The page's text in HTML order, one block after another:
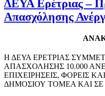
ΔΕΥΑ Ερέτριας –
Απασχόλησης
Η ΔΕΥΑ ΕΡΕΤΡΙΑΣ
ΑΠΑΣΧΟΛΗΣΗΣ 10.000
ΕΠΙΧΕΙΡΗΣΕΙΣ, ΦΟΡΕΙΣ
ΔΗΜΟΣΙΟΥ ΤΟΜΕΑ ΚΑΙ ΣΕ